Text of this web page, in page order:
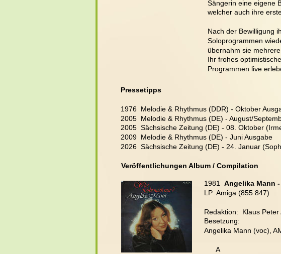
Veröffentlichungen Album / Compilation
1981 Angelika Mann
LP  Amiga (855 847)
Redaktion:  Klaus
Besetzung:
Angelika Mann (voc),
      A
Sängerin eine eigene
welcher auch ihre
Nach der Bewilligung
Soloprogrammen
übernahm sie mehrere
Ihr frohes
Programmen live
Pressetipps
1976  Melodie & Rhythmus (DDR) - Oktober
2005  Melodie & Rhythmus (DE) - August/
2005  Sächsische Zeitung (DE) - 08. Oktober
2009  Melodie & Rhythmus (DE) - Juni Ausgabe
2026
Sächsische Zeitung (DE) - 24. Januar